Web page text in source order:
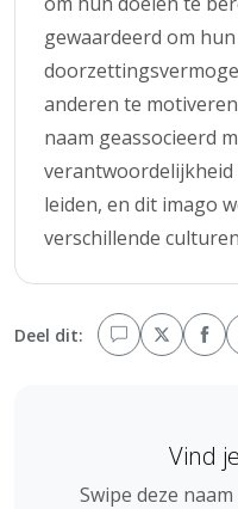
gewaardeerd om
anderen te
naam geassocieerd
leiden, en dit imago
verschillende
Deel dit:
Vind
Swipe deze